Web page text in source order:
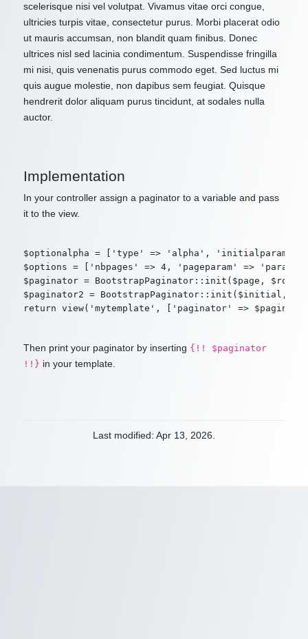
scelerisque nisi vel volutpat. Vivamus vitae orci congue,
ultricies turpis vitae, consectetur purus. Morbi placerat odio
ut mauris accumsan, non blandit quam finibus. Donec
ultrices nisl sed lacinia condimentum. Suspendisse fringilla
mi nisi, quis venenatis purus commodo eget. Sed luctus mi
quis augue molestie, non dapibus sem feugiat. Quisque
hendrerit dolor aliquam purus tincidunt, at sodales nulla
auctor.
Implementation
In your controller assign a paginator to a variable and pass
it to the view.
$optionalpha = ['type' => 'alpha', 'initialparam'
$options = ['nbpages' => 4, 'pageparam' =>
$paginator = BootstrapPaginator::init($page,
$paginator2 = BootstrapPaginator::init($initial,
Then print your paginator by inserting {!! $paginator
!!} in your template.
Last modified: Apr 13, 2026.